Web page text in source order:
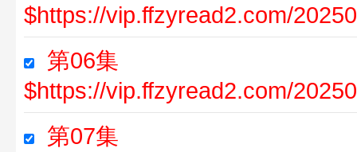
$https://vip.ffzyread2.com/
第06集
$https://vip.ffzyread2.com/
第07集